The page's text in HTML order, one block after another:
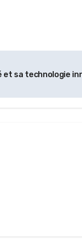
et sa technologie